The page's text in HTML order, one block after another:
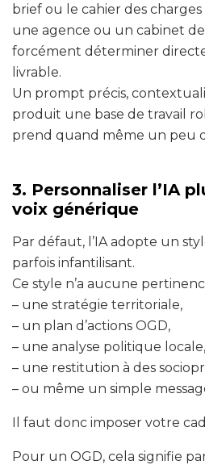
brief ou le cahier des
une agence ou un cabinet de
forcément déterminer
livrable.
Un prompt précis,
produit une base de travail
prend quand même un peu
3. Personnaliser l’IA
voix générique
Par défaut, l’IA adopte un
parfois infantilisant.
Ce style n’a aucune
– une stratégie territoriale,
– un plan d’actions OGD,
– une analyse politique locale,
– une restitution à des
– ou même un simple
Il faut donc imposer votre
Pour un OGD, cela signifie